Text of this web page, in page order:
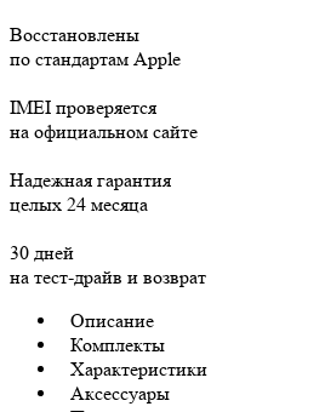
Восстановлены
по стандартам Apple
IMEI проверяется
на официальном сайте
Надежная гарантия
целых 24 месяца
30 дней
на тест-драйв и возврат
Описание
Комплекты
Характеристики
Аксессуары